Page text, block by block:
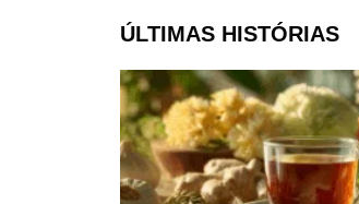
ÚLTIMAS HISTÓRIAS